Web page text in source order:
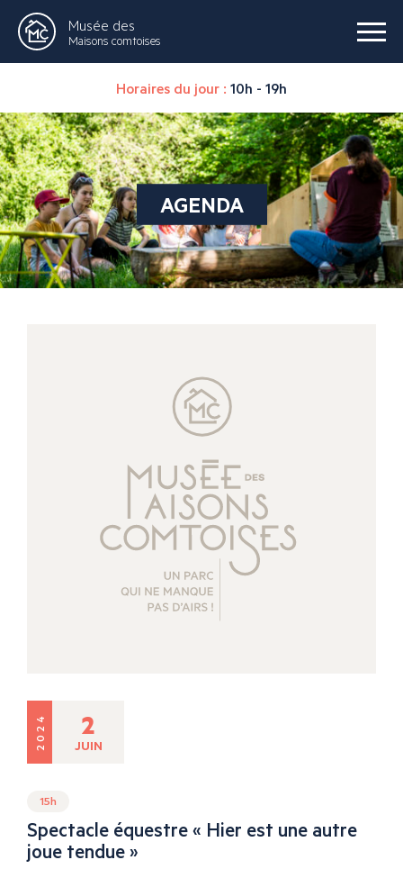
Musée des
Maisons comtoises
Horaires du jour : 10h - 19h
AGENDA
2024 2
JUIN
15h
Spectacle équestre « Hier est une autre
joue tendue »